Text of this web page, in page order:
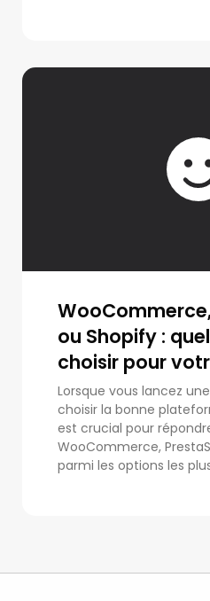
ou Shopify :
choisir pour
Lorsque vous lancez
choisir la bonne
est crucial pour
WooCommerce,
parmi les options les